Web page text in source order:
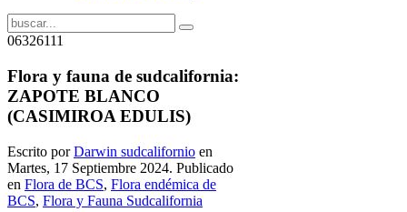
06326111
Flora y fauna de sudcalifornia:
ZAPOTE BLANCO
(CASIMIROA EDULIS)
Escrito porDarwin sudcalifornio en
Martes, 17 Septiembre 2024. Publicado
en Flora de BCS, Flora endémica de
BCS, Flora y Fauna Sudcalifornia